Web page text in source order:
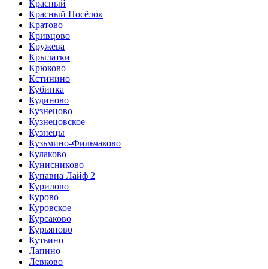
Красный
Красный Посёлок
Кратово
Кривцово
Кружева
Крылатки
Крюково
Кстинино
Кубинка
Кудиново
Кузнецово
Кузнецовское
Кузнецы
Кузьмино-Фильчаково
Кулаково
Кунисниково
Купавна Лайф 2
Курилово
Курово
Куровское
Курсаково
Курьяново
Кутьино
Лапино
Левково